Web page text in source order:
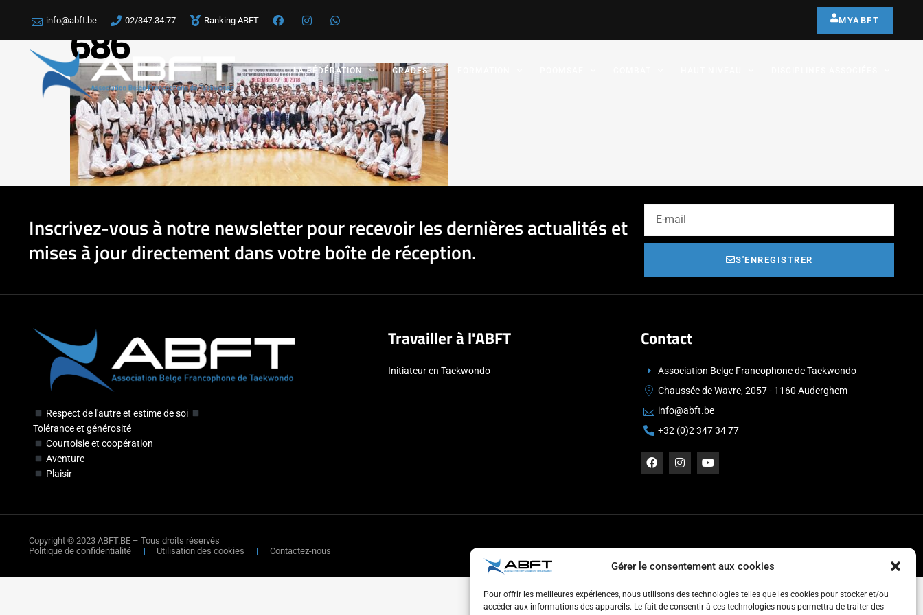
Gérer le consentement aux cookies
Pour offrir les meilleures expériences, nous utilisons des technologies telles que les cookies pour stocker et/ou
accéder aux informations des appareils. Le fait de consentir à ces technologies nous permettra de traiter des
info@abft.be 02/347.34.77 Ranking ABFT MYABFT
LA FÉDÉRATION GRADES
686
Inscrivez-vous à notre newsletter pour recevoir les dernières actualités et
mises à jour directement dans votre boîte de réception.
S'ENREGISTRER
Respect de l'autre et estime de soi
Tolérance et générosité
Courtoisie et coopération
Aventure
Plaisir
Travailler à l'ABFT
Initiateur en Taekwondo
Contact
Association Belge Francophone de Taekwondo
Chaussée de Wavre, 2057 - 1160 Auderghem
info@abft.be
+32 (0)2 347 34 77
Copyright © 2023 ABFT.BE – Tous droits réservés
Politique de confidentialité
Utilisation des cookies Contactez-nous